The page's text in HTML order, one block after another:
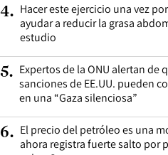
4. Hacer este ejercicio una vez
ayudar a reducir la grasa
estudio
5. Expertos de la ONU alertan de
sanciones de EE.UU. pueden
en una “Gaza silenciosa”
6. El precio del petróleo es una
ahora registra fuerte salto por